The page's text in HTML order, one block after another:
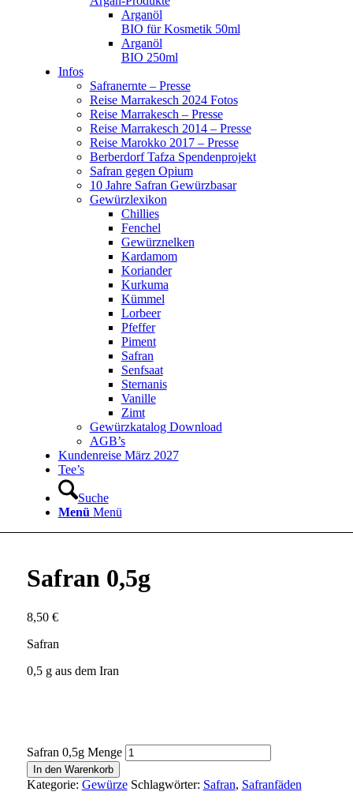
Arganöl
BIO für Kosmetik 50ml
Arganöl
BIO 250ml
Infos
Safranernte – Presse
Reise Marrakesch 2024 Fotos
Reise Marrakesch – Presse
Reise Marrakesch 2014 – Presse
Reise Marokko 2017 – Presse
Berberdorf Tafza Spendenprojekt
Safran gegen Opium
10 Jahre Safran Gewürzbasar
Gewürzlexikon
Chillies
Fenchel
Gewürznelken
Kardamom
Koriander
Kurkuma
Kümmel
Lorbeer
Pfeffer
Piment
Safran
Senfsaat
Sternanis
Vanille
Zimt
Gewürzkatalog Download
AGB’s
Kundenreise März 2027
Tee’s
Suche
Menü Menü
Safran 0,5g
8,50 €
Safran
0,5 g aus dem Iran
Safran 0,5g Menge
In den Warenkorb
Kategorie: Gewürze Schlagwörter: Safran, Safranfäden